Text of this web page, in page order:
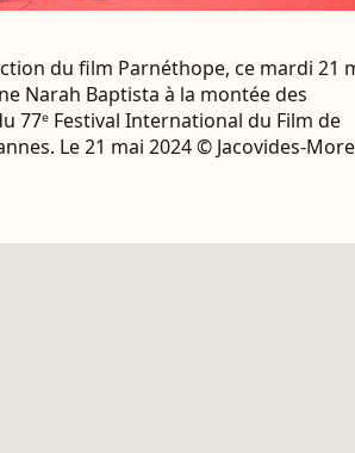
du film Parnéthope, ce mardi 21
Narah Baptista à la montée des
77ᵉ Festival International du Film de
Le 21 mai 2024 © Jacovides-